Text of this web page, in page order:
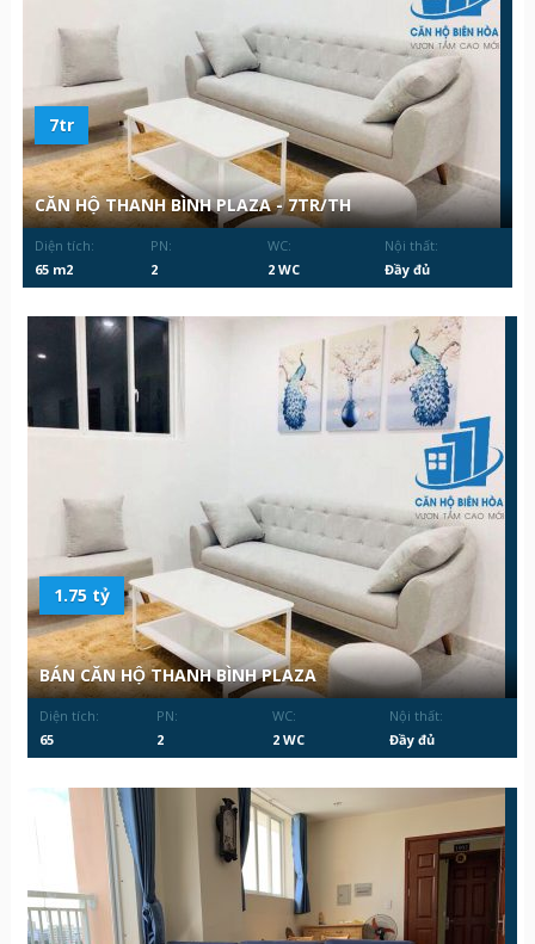
7tr
CĂN HỘ THANH BÌNH PLAZA - 7TR/TH
Diện tích:
65 m2
PN:
2
WC:
2 WC
Nội thất:
Đầy đủ
1.75 tỷ
BÁN CĂN HỘ THANH BÌNH PLAZA
Diện tích:
65
PN:
2
WC:
2 WC
Nội thất:
Đầy đủ